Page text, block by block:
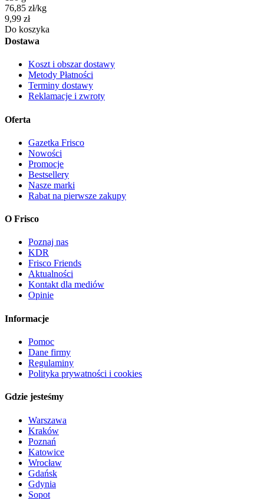
76,85 zł/kg
Cena
9,99 zł
Do koszyka
Dostawa
Koszt i obszar dostawy
Metody Płatności
Terminy dostawy
Reklamacje i zwroty
Oferta
Gazetka Frisco
Nowości
Promocje
Bestsellery
Nasze marki
Rabat na pierwsze zakupy
O Frisco
Poznaj nas
KDR
Frisco Friends
Aktualności
Kontakt dla mediów
Opinie
Informacje
Pomoc
Dane firmy
Regulaminy
Polityka prywatności i cookies
Gdzie jesteśmy
Warszawa
Kraków
Poznań
Katowice
Wrocław
Gdańsk
Gdynia
Sopot